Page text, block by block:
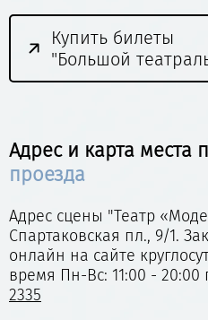
Купить билеты
"Большой
Адрес и карта места
проезда
Адрес сцены "Театр
Спартаковская пл., 9/1.
онлайн на сайте
время Пн-Вс: 11:00 -
2335